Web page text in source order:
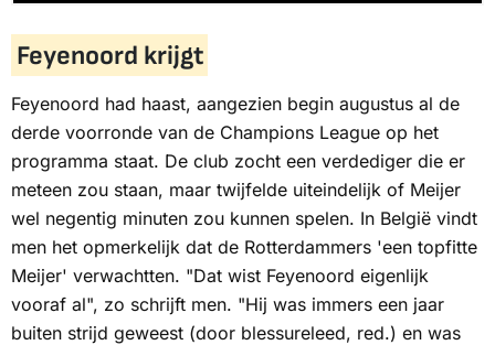
Feyenoord krijgt
Feyenoord had haast, aangezien begin augustus al de
derde voorronde van de Champions League op het
programma staat. De club zocht een verdediger die er
meteen zou staan, maar twijfelde uiteindelijk of Meijer
wel negentig minuten zou kunnen spelen. In België vindt
men het opmerkelijk dat de Rotterdammers 'een topfitte
Meijer' verwachtten. "Dat wist Feyenoord eigenlijk
vooraf al", zo schrijft men. "Hij was immers een jaar
buiten strijd geweest (door blessureleed, red.) en was